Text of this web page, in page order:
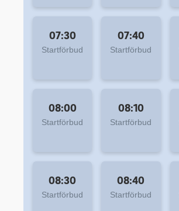
07:30
Startförbud
07:40
Startförbud
08:00
Startförbud
08:10
Startförbud
08:30
Startförbud
08:40
Startförbud